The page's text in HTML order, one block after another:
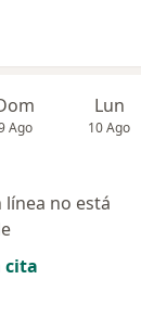
Ago
Lun
10 Ago
línea no está
cita